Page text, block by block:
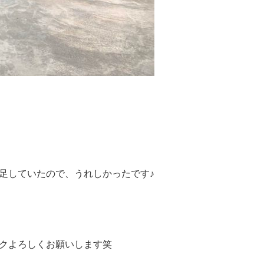
していたので、うれしかったです♪
よろしくお願いします笑